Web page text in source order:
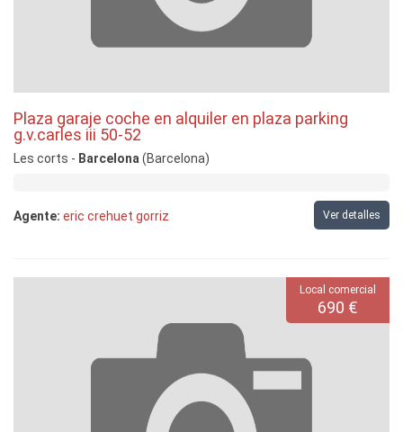
Plaza garaje coche en alquiler en plaza parking
g.v.carles iii 50-52
Les corts - Barcelona (Barcelona)
Agente: eric crehuet gorriz Ver detalles
Local comercial
690 €